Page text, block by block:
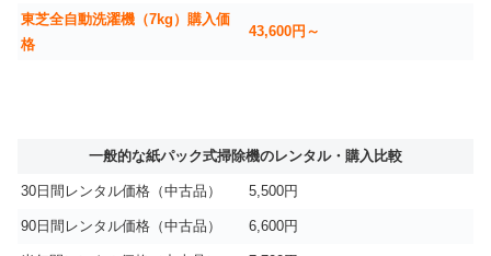
東芝全自動洗濯機（7kg）購入価
格
43,600円～
一般的な紙パック式掃除機のレンタル・購入比較
30日間レンタル価格（中古品） 5,500円
90日間レンタル価格（中古品） 6,600円